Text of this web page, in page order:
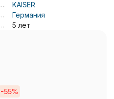
KAISER
Германия
5 лет
-55%